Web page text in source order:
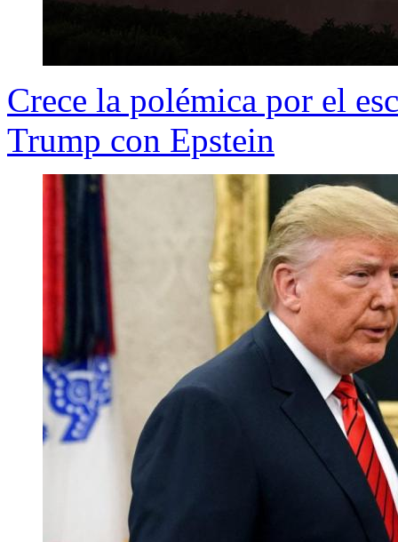
Crece la polémica por el
Trump con Epstein